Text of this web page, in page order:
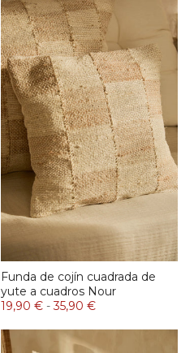
Funda de cojín cuadrada de
yute a cuadros Nour
19,90 € -35,90 €